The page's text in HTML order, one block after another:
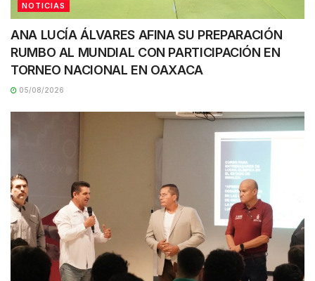
NOTICIAS
ANA LUCÍA ÁLVARES AFINA SU PREPARACIÓN
RUMBO AL MUNDIAL CON PARTICIPACIÓN EN
TORNEO NACIONAL EN OAXACA
05/08/2026